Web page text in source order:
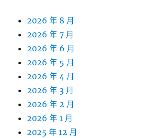
2026 年 8 月
2026 年 7 月
2026 年 6 月
2026 年 5 月
2026 年 4 月
2026 年 3 月
2026 年 2 月
2026 年 1 月
2025 年 12 月